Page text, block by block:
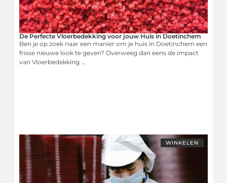
De Perfecte Vloerbedekking voor jouw Huis in Doetinchem
Ben je op zoek naar een manier om je huis in Doetinchem een
frisse nieuwe look te geven? Overweeg dan eens de impact
van Vloerbedekking ...
WINKELEN